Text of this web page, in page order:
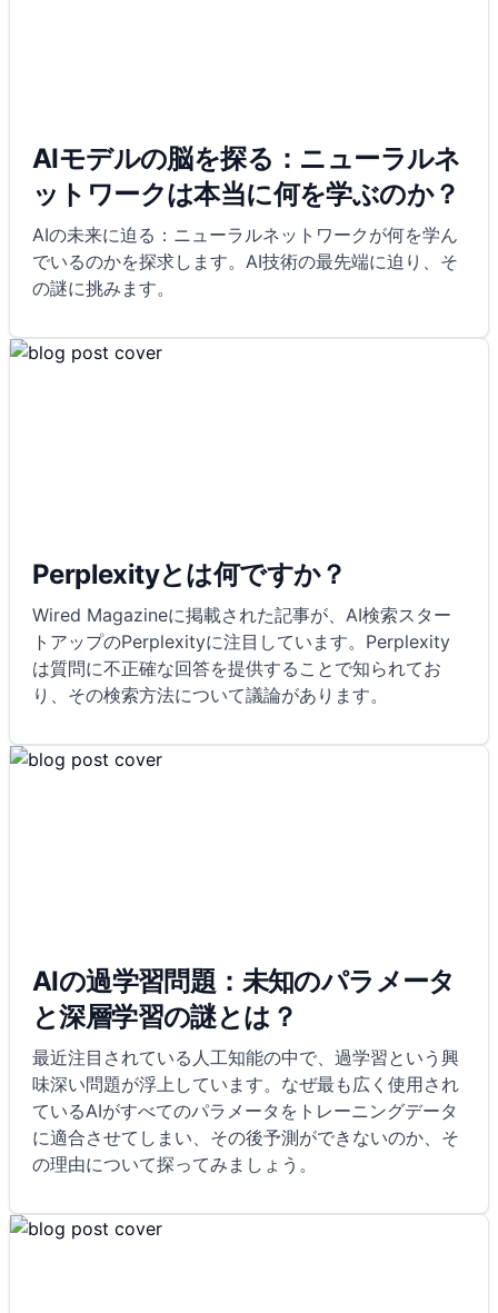
AIモデルの脳を探る：ニューラルネ
ットワークは本当に何を学ぶのか？
AIの未来に迫る：ニューラルネットワークが何を学ん
でいるのかを探求します。AI技術の最先端に迫り、そ
の謎に挑みます。
Perplexityとは何ですか？
Wired Magazineに掲載された記事が、AI検索スター
トアップのPerplexityに注目しています。Perplexity
は質問に不正確な回答を提供することで知られてお
り、その検索方法について議論があります。
AIの過学習問題：未知のパラメータ
と深層学習の謎とは？
最近注目されている人工知能の中で、過学習という興
味深い問題が浮上しています。なぜ最も広く使用され
ているAIがすべてのパラメータをトレーニングデータ
に適合させてしまい、その後予測ができないのか、そ
の理由について探ってみましょう。